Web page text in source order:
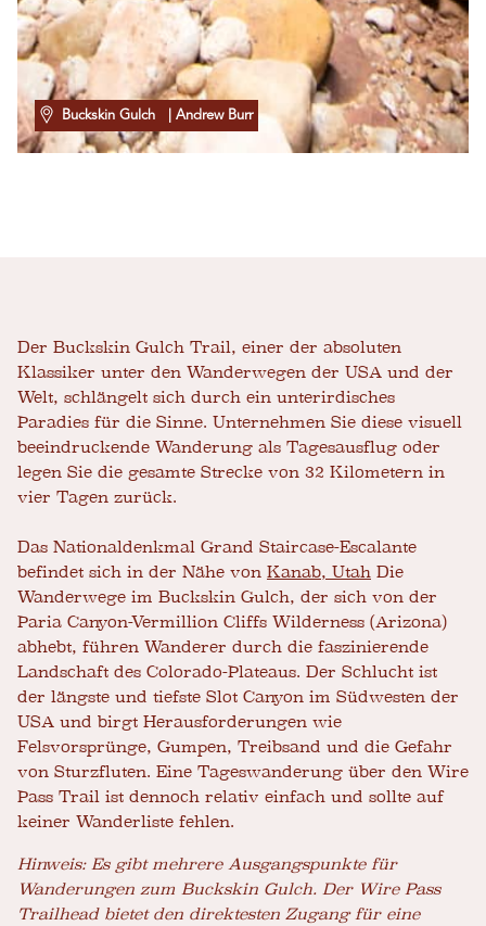
Buckskin Gulch | Andrew Burr
Der Buckskin Gulch Trail, einer der absoluten
Klassiker unter den Wanderwegen der USA und der
Welt, schlängelt sich durch ein unterirdisches
Paradies für die Sinne. Unternehmen Sie diese visuell
beeindruckende Wanderung als Tagesausflug oder
legen Sie die gesamte Strecke von 32 Kilometern in
vier Tagen zurück.
Das Nationaldenkmal Grand Staircase-Escalante
befindet sich in der Nähe von Kanab, Utah Die
Wanderwege im Buckskin Gulch, der sich von der
Paria Canyon-Vermillion Cliffs Wilderness (Arizona)
abhebt, führen Wanderer durch die faszinierende
Landschaft des Colorado-Plateaus. Der Schlucht ist
der längste und tiefste Slot Canyon im Südwesten der
USA und birgt Herausforderungen wie
Felsvorsprünge, Gumpen, Treibsand und die Gefahr
von Sturzfluten. Eine Tageswanderung über den Wire
Pass Trail ist dennoch relativ einfach und sollte auf
keiner Wanderliste fehlen.
Hinweis: Es gibt mehrere Ausgangspunkte für
Wanderungen zum Buckskin Gulch. Der Wire Pass
Trailhead bietet den direktesten Zugang für eine